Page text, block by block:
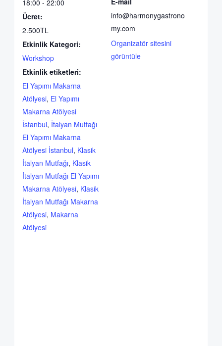
18:00 - 22:00
Ücret:
2.500TL
Etkinlik Kategori:
Workshop
Etkinlik etiketleri:
El Yapımı Makarna
Atölyesi, El Yapımı
Makarna Atölyesi
İstanbul, İtalyan Mutfağı
El Yapımı Makarna
Atölyesi İstanbul, Klasik
İtalyan Mutfağı, Klasik
İtalyan Mutfağı El Yapımı
Makarna Atölyesi, Klasik
İtalyan Mutfağı Makarna
Atölyesi, Makarna
Atölyesi
info@harmonygastrono
my.com
Organizatör sitesini
görüntüle